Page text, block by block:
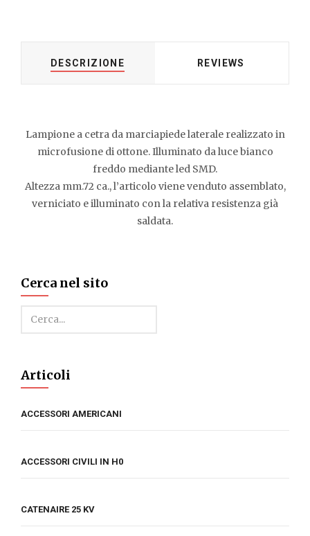
DESCRIZIONE REVIEWS
Lampione a cetra da marciapiede laterale realizzato in
microfusione di ottone. Illuminato da luce bianco
freddo mediante led SMD.
Altezza mm.72 ca., l’articolo viene venduto assemblato,
verniciato e illuminato con la relativa resistenza già
saldata.
Cerca nel sito
Cerca
Articoli
ACCESSORI AMERICANI
ACCESSORI CIVILI IN H0
CATENAIRE 25 KV